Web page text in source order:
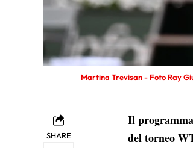
Martina Trevisan - Foto Ray
SHARE
Il
del torneo